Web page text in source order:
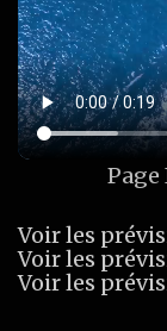
Voir les
Voir les
Voir les